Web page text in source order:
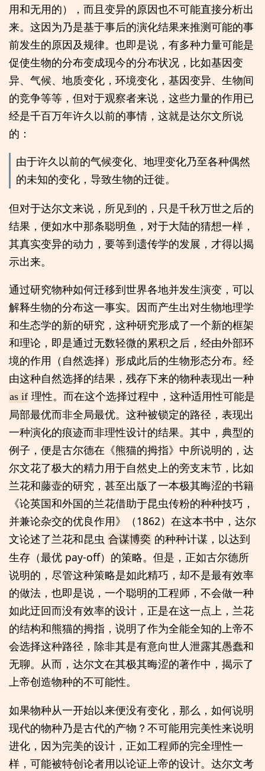
用和无用的），而且变异的原因也不可能直接分析出
来。这因为乃是基于事后的演化结果来推测可能的事
前发生的原因及规律。也即是说，有多种力量可能是
促使生物的分布变成现今的分布状况，比如基因变
异、气候、地质变化，环境变化，基因变异、生物间
的竞争等等，但对于观察者来说，这些力量的作用已
经是千百万年许久以前的事情，这就是达尔文所说
的：
由于许久以前的气候变化、地理变化乃至各种偶然
的未知的变化，导致生物的迁徙。
但对于达尔文来说，所见到的，只是千秋万世之后的
结果，便如水中那条聪明鱼，对于大陆的猜想一样，
其真实变异的动力，要等到遗传学的发展，才得以揭
示出来。
通过研究物种如何迁移到世界各地并发生演变，可以
解释生物的分布这一事实。因而产生出对生物地理学
和生态学的新的研究，这种研究形成了一个新的框架
和理论，即是通过无数轻微的累积之后，经由外部环
境的作用（自然选择）形成此后的生物形态分布。经
由这种自然选择的结果，残存下来的物种表现出一种
as if 理性。而在这个选择过程中，这种适用性可能是
局部最优而非全局最优。这种被锁定的路径，表现出
一种演化的痕迹而非理性设计的结果。其中，典型的
例子，便是古尔德在《熊猫的拇指》中所说明的，达
尔文花了极大的精力用于自然史上的旁支末节，比如
兰花和藤壶的研究，甚至出版了一本极其晦涩的书籍
《论英国和外国的兰花借助于昆虫传粉的种种技巧，
并兼论杂交的优良作用》（1862）在这本书中，达尔
文论述了兰花和昆虫 合谋博奕 的种种计谋，以达到
生存（最优 pay-off）的策略。但是，正如古尔德所
说明的，尽管这种策略是如此精巧，却不是最有效率
的做法，也即是说，一个聪明的工程师，不会做一种
如此迂回而没有效率的设计，正是在这一点上，兰花
的结构和熊猫的拇指，说明了作为全能全知的上帝不
会选择这种路径，除非其是有意向世人泄露其愚蠢和
无聊。从而，达尔文在其极其晦涩的著作中，揭示了
上帝创造物种的不可能性。
如果物种从一开始以来便没有变化，那么，如何说明
现代的物种乃是古代的产物？不可能用完美性来说明
进化，因为完美的设计，正如工程师的完全理性一
样，可能被特创论者用以论证上帝的设计。达尔文考